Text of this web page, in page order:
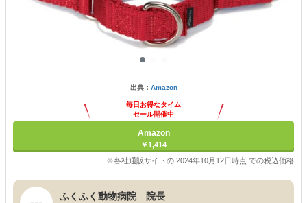
出典： Amazon
毎日お得なタイム
セール開催中
Amazon
￥1,414
※各社通販サイトの 2024年10月12日時点 での税込価格
ふくふく動物病院 院長